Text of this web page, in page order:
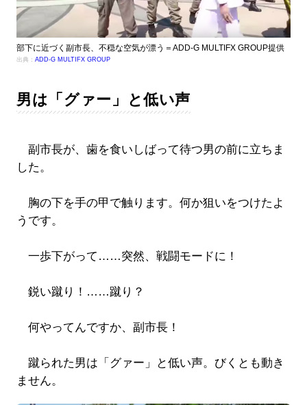
部下に近づく副市長、不穏な空気が漂う＝ADD-G MULTIFX GROUP提供
出典： ADD-G MULTIFX GROUP
男は「グァー」と低い声
副市長が、歯を食いしばって待つ男の前に立ちま
した。
胸の下を手の甲で触ります。何か狙いをつけたよ
うです。
一歩下がって……突然、戦闘モードに！
鋭い蹴り！……蹴り？
何やってんですか、副市長！
蹴られた男は「グァー」と低い声。びくとも動き
ません。